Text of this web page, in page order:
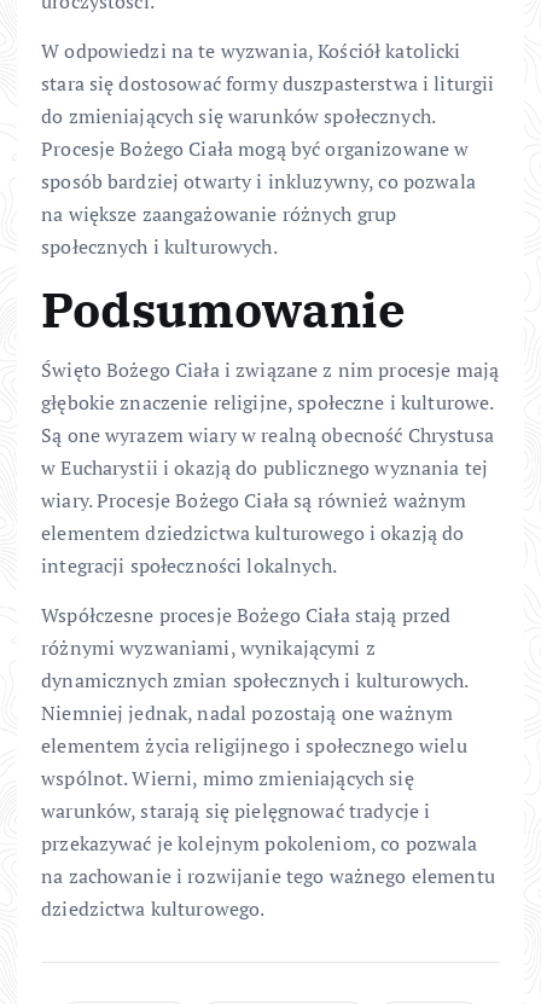
W odpowiedzi na te wyzwania, Kościół katolicki
stara się dostosować formy duszpasterstwa i liturgii
do zmieniających się warunków społecznych.
Procesje Bożego Ciała mogą być organizowane w
sposób bardziej otwarty i inkluzywny, co pozwala
na większe zaangażowanie różnych grup
społecznych i kulturowych.
Podsumowanie
Święto Bożego Ciała i związane z nim procesje mają
głębokie znaczenie religijne, społeczne i kulturowe.
Są one wyrazem wiary w realną obecność Chrystusa
w Eucharystii i okazją do publicznego wyznania tej
wiary. Procesje Bożego Ciała są również ważnym
elementem dziedzictwa kulturowego i okazją do
integracji społeczności lokalnych.
Współczesne procesje Bożego Ciała stają przed
różnymi wyzwaniami, wynikającymi z
dynamicznych zmian społecznych i kulturowych.
Niemniej jednak, nadal pozostają one ważnym
elementem życia religijnego i społecznego wielu
wspólnot. Wierni, mimo zmieniających się
warunków, starają się pielęgnować tradycje i
przekazywać je kolejnym pokoleniom, co pozwala
na zachowanie i rozwijanie tego ważnego elementu
dziedzictwa kulturowego.